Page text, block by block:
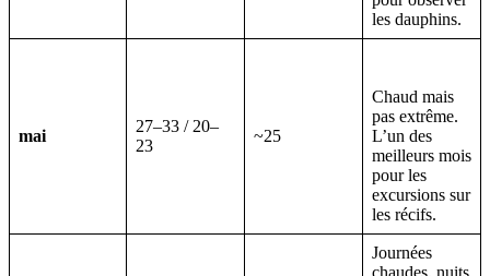
les dauphins.
mai
27–33 / 20–
23
~25
Chaud mais
pas extrême.
L’un des
meilleurs mois
pour les
excursions sur
les récifs.
Journées